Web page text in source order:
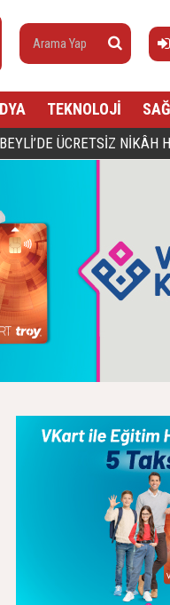
TEKNOLOJİ
ESAD COŞAN, DOĞUMUNUN HİCRÎ 91. YILINDA